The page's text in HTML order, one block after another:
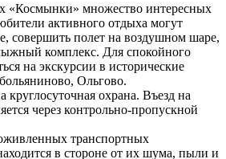
«Космынки» множество интересных
активного отдыха могут
совершить полет на воздушном шаре,
комплекс. Для спокойного
на экскурсии в исторические
Ольгово.
круглосуточная охрана. Въезд на
через контрольно-пропускной
транспортных
в стороне от их шума, пыли и